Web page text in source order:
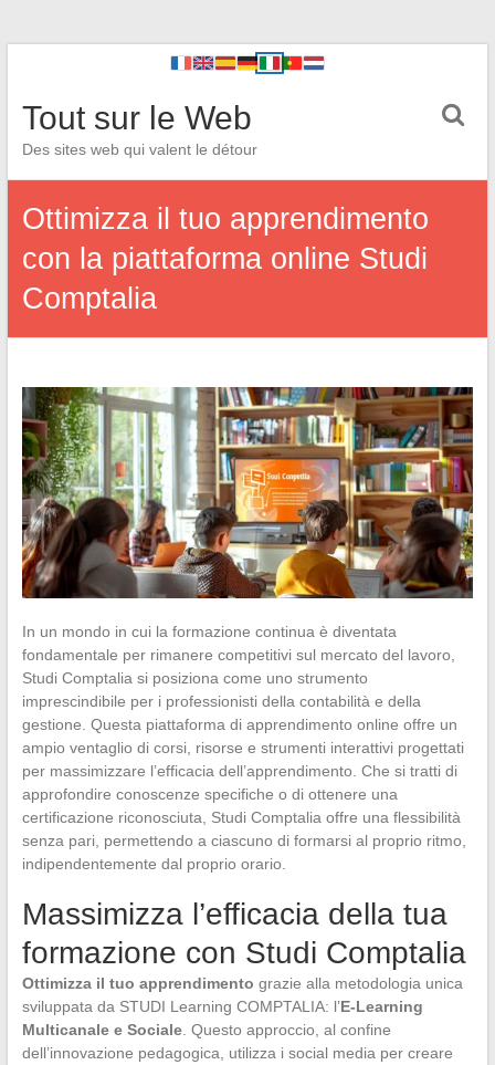
Tout sur le Web
Des sites web qui valent le détour
Ottimizza il tuo apprendimento
con la piattaforma online Studi
Comptalia
In un mondo in cui la formazione continua è diventata
fondamentale per rimanere competitivi sul mercato del lavoro,
Studi Comptalia si posiziona come uno strumento
imprescindibile per i professionisti della contabilità e della
gestione. Questa piattaforma di apprendimento online offre un
ampio ventaglio di corsi, risorse e strumenti interattivi progettati
per massimizzare l’efficacia dell’apprendimento. Che si tratti di
approfondire conoscenze specifiche o di ottenere una
certificazione riconosciuta, Studi Comptalia offre una flessibilità
senza pari, permettendo a ciascuno di formarsi al proprio ritmo,
indipendentemente dal proprio orario.
Massimizza l’efficacia della tua
formazione con Studi Comptalia
Ottimizza il tuo apprendimento grazie alla metodologia unica
sviluppata da STUDI Learning COMPTALIA: l’E-Learning
Multicanale e Sociale. Questo approccio, al confine
dell’innovazione pedagogica, utilizza i social media per creare